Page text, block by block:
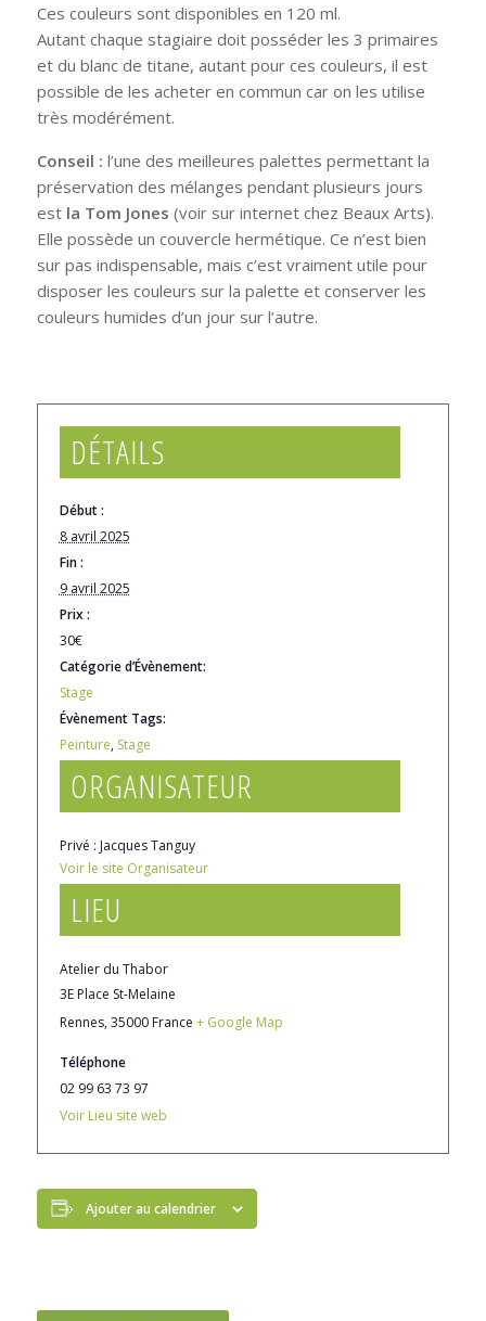
Ces couleurs sont disponibles en 120 ml.
Autant chaque stagiaire doit posséder les 3 primaires
et du blanc de titane, autant pour ces couleurs, il est
possible de les acheter en commun car on les utilise
très modérément.
Conseil : l’une des meilleures palettes permettant la
préservation des mélanges pendant plusieurs jours
est la Tom Jones (voir sur internet chez Beaux Arts).
Elle possède un couvercle hermétique. Ce n’est bien
sur pas indispensable, mais c’est vraiment utile pour
disposer les couleurs sur la palette et conserver les
couleurs humides d’un jour sur l’autre.
DÉTAILS
Début :
8 avril 2025
Fin :
9 avril 2025
Prix :
30€
Catégorie d’Évènement:
Stage
Évènement Tags:
Peinture, Stage
LIEU
Atelier du Thabor
3E Place St-Melaine
Rennes, 35000 France + Google Map
Téléphone
02 99 63 73 97
Voir Lieu site web
ORGANISATEUR
Privé : Jacques Tanguy
Voir le site Organisateur
Ajouter au calendrier